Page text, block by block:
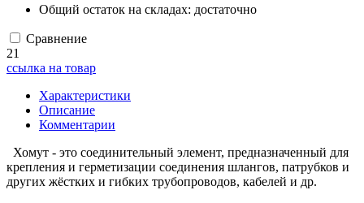
Общий остаток на складах: достаточно
Сравнение
21
ссылка на товар
Характеристики
Описание
Комментарии
Хомут - это соединительный элемент, предназначенный для
крепления и герметизации соединения шлангов, патрубков и
других жёстких и гибких трубопроводов, кабелей и др.